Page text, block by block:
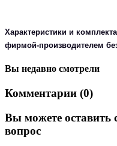
1 л. - 4
Характеристики и
фирмой-производителем
Вы недавно смотрели
Комментарии (0)
Вы можете оставить
вопрос